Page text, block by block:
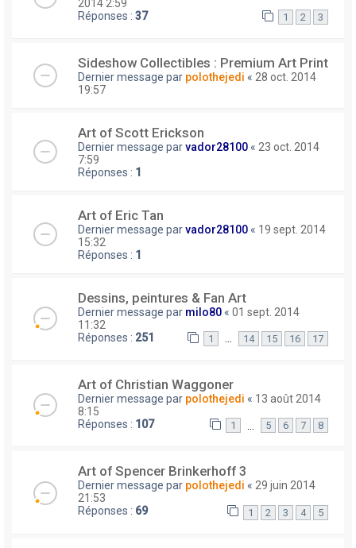
2014 2:59
Réponses : 37 1 2 3
Sideshow Collectibles : Premium Art Print
Dernier message par polothejedi « 28 oct. 2014
19:57
Art of Scott Erickson
Dernier message parvador28100 « 23 oct. 2014
7:59
Réponses : 1
Art of Eric Tan
Dernier message parvador28100 « 19 sept. 2014
15:32
Réponses : 1
Dessins, peintures & Fan Art
Dernier message par milo80 « 01 sept. 2014
11:32
Réponses : 251 1 … 14 15 16 17
Art of Christian Waggoner
Dernier message par polothejedi « 13 août 2014
8:15
Réponses : 107 1 5 6 7 8
Art of Spencer Brinkerhoff 3
Dernier message par polothejedi « 29 juin 2014
21:53
Réponses : 69 1 2 3 4 5